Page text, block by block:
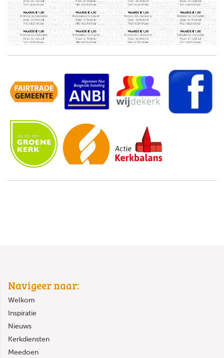
Navigeer naar:
Welkom
Inspiratie
Nieuws
Kerkdiensten
Meedoen